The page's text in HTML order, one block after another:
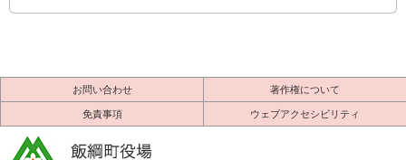
お問い合わせ 著作権について
免責事項 ウェブアクセシビリティ